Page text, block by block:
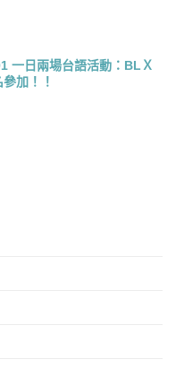
一日兩場台語活動：BLＸ
加！！